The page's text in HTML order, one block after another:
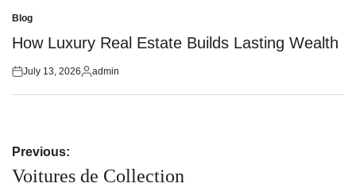
Posted
in
Blog
How Luxury Real Estate Builds Lasting Wealth
Posted
July 13, 2026
Posted
admin
Post
navigation
Previous:
Voitures de Collection